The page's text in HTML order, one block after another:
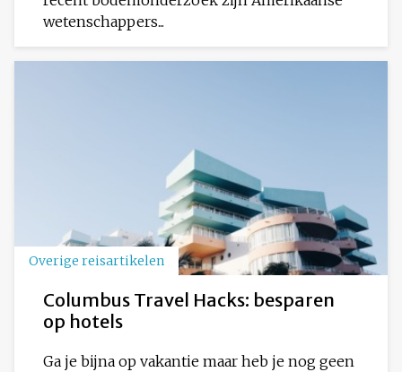
wetenschappers...
Overige reisartikelen
Columbus Travel Hacks: besparen
op hotels
Ga je bijna op vakantie maar heb je nog geen